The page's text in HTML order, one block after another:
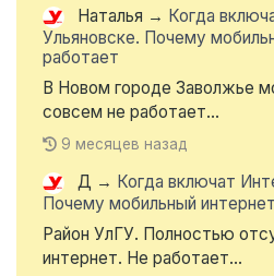
Наталья → Когда
Ульяновске. Почему
работает
В Новом городе Заволжье
совсем не работает...
9 месяцев назад
Д → Когда включат
Почему мобильный
Район УлГУ. Полностью
интернет. Не работает...